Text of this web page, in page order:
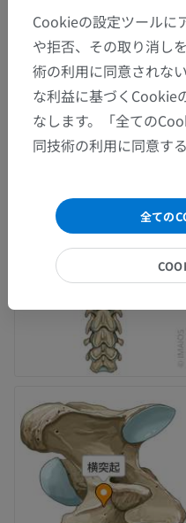
Cookieの設定ツールに
や拒否、その取り消し
術の利用に同意されな
な利益に基づくCookie
なします。「全ての
同技術の利用に同意す
全ての